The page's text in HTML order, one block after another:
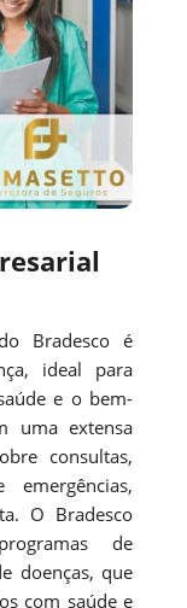
Bradesco é
ideal para
e o bem-
uma extensa
consultas,
O Bradesco
de
doenças, que
com saúde e